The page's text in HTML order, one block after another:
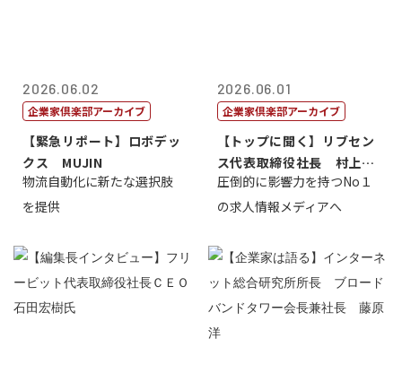
2026.06.02
企業家倶楽部アーカイブ
【緊急リポート】ロボデッ
クス MUJIN
物流自動化に新たな選択肢
を提供
2026.06.01
企業家倶楽部アーカイブ
【トップに聞く】リブセン
ス代表取締役社長 村上太
一 氏
圧倒的に影響力を持つNo１
の求人情報メディアへ